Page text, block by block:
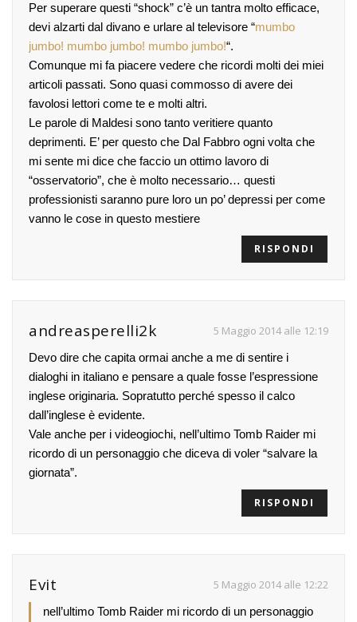
Per superare questi “shock” c’è un tantra molto efficace,
devi alzarti dal divano e urlare al televisore “mumbo
jumbo! mumbo jumbo! mumbo jumbo!“.
Comunque mi fa piacere vedere che ricordi molti dei miei
articoli passati. Sono quasi commosso di avere dei
favolosi lettori come te e molti altri.
Le parole di Maldesi sono tanto veritiere quanto
deprimenti. E’ per questo che Dal Fabbro ogni volta che
mi sente mi dice che faccio un ottimo lavoro di
“osservatorio”, che è molto necessario… questi
professionisti saranno pure loro un po’ depressi per come
vanno le cose in questo mestiere
RISPONDI
andreasperelli2k 5 Maggio 2014 alle 12:19
Devo dire che capita ormai anche a me di sentire i
dialoghi in italiano e pensare a quale fosse l’espressione
inglese originaria. Sopratutto perché spesso il calco
dall’inglese è evidente.
Vale anche per i videogiochi, nell’ultimo Tomb Raider mi
ricordo di un personaggio che diceva di voler “salvare la
giornata”.
RISPONDI
Evit 5 Maggio 2014 alle 12:22
nell’ultimo Tomb Raider mi ricordo di un personaggio